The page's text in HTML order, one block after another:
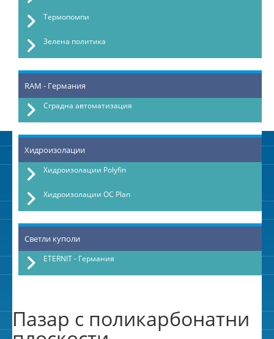
Термопомпи
Зелена политика
RAM - Германия
Сградна автоматизация
Хидроизолации
Хидроизолации Polyfin
Хидроизолации OC Plan
Светли куполи
ETERNIT - Германия
Пазар с поликарбонатни